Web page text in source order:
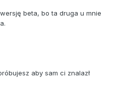
beta, bo ta druga u mnie
aby sam ci znalazł